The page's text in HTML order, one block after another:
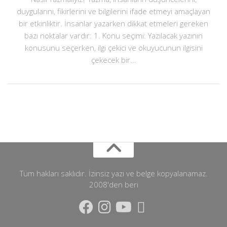
duygularını, fikirlerini ve bilgilerini ifade etmeyi amaçlayan
bir etkinliktir. İnsanlar yazarken dikkat etmeleri gereken
bazı noktalar vardır: 1. Konu seçimi: Yazılacak yazının
konusunu seçerken, ilgi çekici ve okuyucunun ilgisini
çekecek bir...
Tüm hakları saklıdır. İzinsiz yazı ve belge kopyalanamaz.
2008'den beri